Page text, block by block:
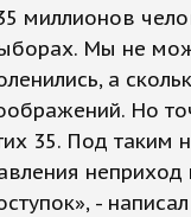
миллионов
Мы не
а
Но
35. Под таким
неприход
-